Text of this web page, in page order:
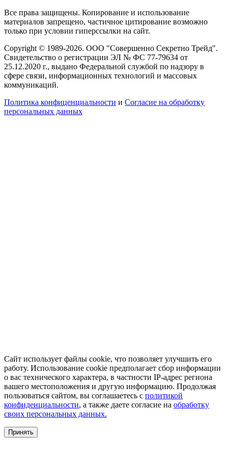
Все права защищены. Копирование и использование
материалов запрещено, частичное цитирование возможно
только при условии гиперссылки на сайт.
Copyright © 1989-2026. ООО "Совершенно Секретно Трейд".
Свидетельство о регистрации ЭЛ № ФС 77-79634 от
25.12.2020 г., выдано Федеральной службой по надзору в
сфере связи, информационных технологий и массовых
коммуникаций.
Политика конфиценциальности и Согласие на обработку
персональных данных
Сайт использует файлы cookie, что позволяет улучшить его
работу. Использование cookie предполагает сбор информации
о вас технического характера, в частности IP-адрес региона
вашего местоположения и другую информацию. Продолжая
пользоваться сайтом, вы соглашаетесь с политикой
конфиденциальности, а также даете согласие на обработку
своих персональных данных.
Принять